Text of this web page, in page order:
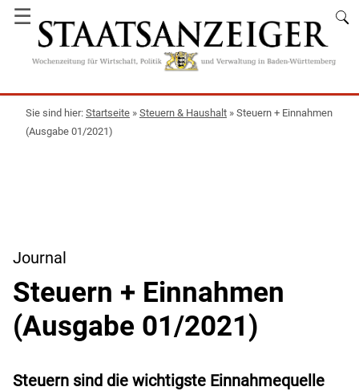
☰
Startseite » Steuern & Haushalt » Steuern + Einnahmen
(Ausgabe 01/2021)
Journal
Steuern + Einnahmen
(Ausgabe 01/2021)
Steuern sind die wichtigste Einnahmequelle